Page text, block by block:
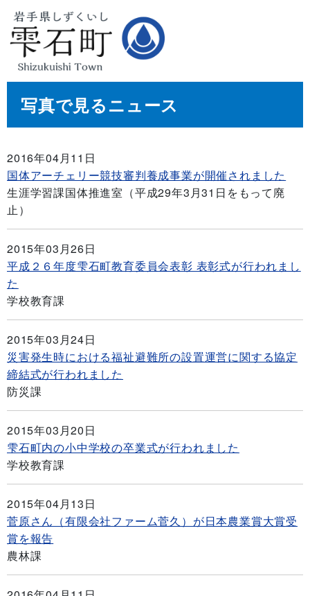
写真で見るニュース
2016年04月11日
国体アーチェリー競技審判養成事業が開催されました
生涯学習課国体推進室（平成29年3月31日をもって廃
止）
2015年03月26日
平成２６年度雫石町教育委員会表彰 表彰式が行われまし
た
学校教育課
2015年03月24日
災害発生時における福祉避難所の設置運営に関する協定
締結式が行われました
防災課
2015年03月20日
雫石町内の小中学校の卒業式が行われました
学校教育課
2015年04月13日
菅原さん（有限会社ファーム菅久）が日本農業賞大賞受
賞を報告
農林課